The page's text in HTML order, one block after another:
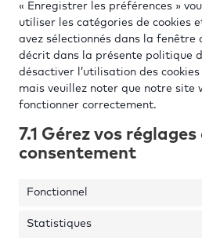
« Enregistrer les préférences »
utiliser les catégories de cookies
avez sélectionnés dans la fenêtre
décrit dans la présente politique
désactiver l’utilisation des
mais veuillez noter que notre site
fonctionner correctement.
7.1 Gérez vos réglages
consentement
Fonctionnel
Statistiques